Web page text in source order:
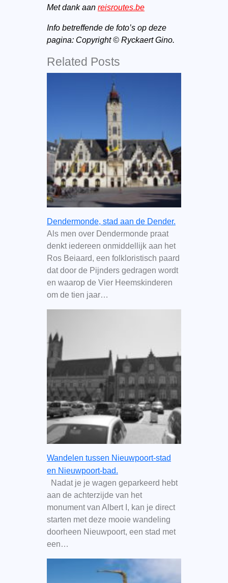
Met dank aan reisroutes.be
Info betreffende de foto’s op deze
pagina: Copyright © Ryckaert Gino.
Related Posts
Dendermonde, stad aan de Dender.
Als men over Dendermonde praat
denkt iedereen onmiddellijk aan het
Ros Beiaard, een folkloristisch paard
dat door de Pijnders gedragen wordt
en waarop de Vier Heemskinderen
om de tien jaar…
Wandelen tussen Nieuwpoort-stad
en Nieuwpoort-bad.
Nadat je je wagen geparkeerd hebt
aan de achterzijde van het
monument van Albert I, kan je direct
starten met deze mooie wandeling
doorheen Nieuwpoort, een stad met
een…